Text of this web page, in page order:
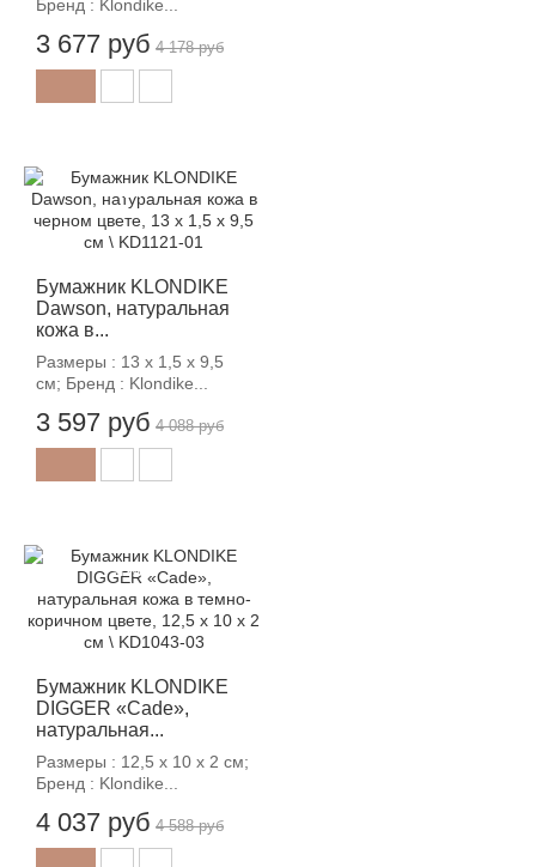
Бренд : Klondike...
3 677 руб 4 178 руб
Бумажник KLONDIKE
Dawson, натуральная
кожа в...
Размеры : 13 х 1,5 х 9,5
см; Бренд : Klondike...
3 597 руб 4 088 руб
Бумажник KLONDIKE
DIGGER «Cade»,
натуральная...
Размеры : 12,5 x 10 x 2 см;
Бренд : Klondike...
4 037 руб
-12%
4 588 руб